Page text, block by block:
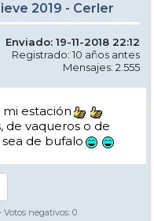
2019 - Cerler
Enviado: 19-11-2018 22:12
Registrado: 10 años antes
Mensajes: 2.555
mi estación
de vaqueros o de
de bufalo
Votos negativos: 0